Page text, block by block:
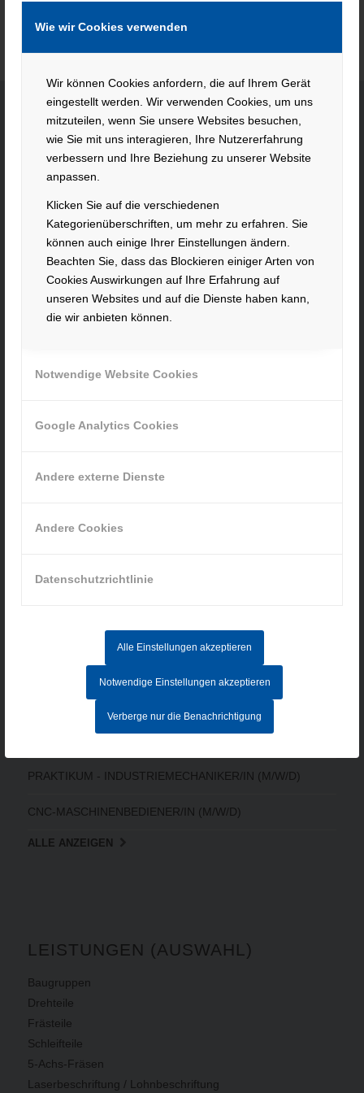
Wie wir Cookies verwenden
Wir können Cookies anfordern, die auf Ihrem Gerät
eingestellt werden. Wir verwenden Cookies, um uns
mitzuteilen, wenn Sie unsere Websites besuchen,
wie Sie mit uns interagieren, Ihre Nutzererfahrung
verbessern und Ihre Beziehung zu unserer Website
anpassen.
Klicken Sie auf die verschiedenen
Kategorienüberschriften, um mehr zu erfahren. Sie
können auch einige Ihrer Einstellungen ändern.
Beachten Sie, dass das Blockieren einiger Arten von
Cookies Auswirkungen auf Ihre Erfahrung auf
unseren Websites und auf die Dienste haben kann,
die wir anbieten können.
Notwendige Website Cookies
Google Analytics Cookies
Andere externe Dienste
Andere Cookies
Datenschutzrichtlinie
Alle Einstellungen akzeptieren
Notwendige Einstellungen akzeptieren
Verberge nur die Benachrichtigung
KONTAKT
Hacker Feinmechanik GmbH
Im Polder 2 / Neuhausen
94560 Offenberg
Tel. +49 991 99800 – 0
Fax. +49 991 91564
contact@hacker-feinmechanik.de
AKTUELLE STELLENANGEBOTE
MITARBEITER IM AUFTRAGSZENTRUM (M/W/D) - Vollzeit
CNC-FACHKRAFT (M/W/D)
PRAKTIKUM - INDUSTRIEMECHANIKER/IN (M/W/D)
CNC-MASCHINENBEDIENER/IN (M/W/D)
ALLE ANZEIGEN
LEISTUNGEN (AUSWAHL)
Baugruppen
Drehteile
Frästeile
Schleifteile
5-Achs-Fräsen
Laserbeschriftung / Lohnbeschriftung